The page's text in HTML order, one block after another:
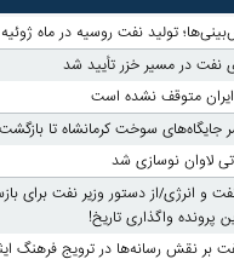
تولید نفت روسیه در ماه
نفت در مسیر خزر تأیید شد
متوقف نشده است
سوخت کرمانشاه تا بازگشت
لاوان نوسازی شد
و انرژی/از دستور وزیر نفت برای
پرونده واگذاری تاریخ!
بر نقش رسانه‌ها در ترویج فرهنگ